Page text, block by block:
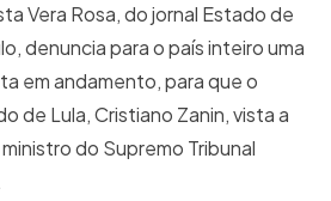
Vera Rosa, do jornal Estado de
denuncia para o país inteiro uma
em andamento, para que o
de Lula, Cristiano Zanin, vista a
do Supremo Tribunal